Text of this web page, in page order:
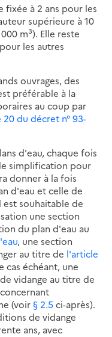
fixée à 2 ans pour les
supérieure à 10
m3). Elle reste
les autres
ouvrages, des
préférable à la
au coup par
du décret n° 93-
d'eau, chaque fois
simplification pour
donner à la fois
d'eau et celle de
est souhaitable de
une section
du plan d'eau au
, une section
au titre de l'article
cas échéant, une
vidange au titre de
(voir§ 2.5 ci-après).
de vidange
ans, avec